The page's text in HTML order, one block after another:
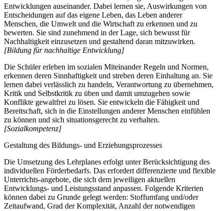
Entwicklungen auseinander. Dabei lernen sie, Auswirkungen von
Entscheidungen auf das eigene Leben, das Leben anderer
Menschen, die Umwelt und die Wirtschaft zu erkennen und zu
bewerten. Sie sind zunehmend in der Lage, sich bewusst für
Nachhaltigkeit einzusetzen und gestaltend daran mitzuwirken.
[Bildung für nachhaltige Entwicklung]
Die Schüler erleben im sozialen Miteinander Regeln und Normen,
erkennen deren Sinnhaftigkeit und streben deren Einhaltung an. Sie
lernen dabei verlässlich zu handeln, Verantwortung zu übernehmen,
Kritik und Selbstkritik zu üben und damit umzugehen sowie
Konflikte gewaltfrei zu lösen. Sie entwickeln die Fähigkeit und
Bereitschaft, sich in die Einstellungen anderer Menschen einfühlen
zu können und sich situationsgerecht zu verhalten.
[Sozialkompetenz]
Gestaltung des Bildungs- und Erziehungsprozesses
Die Umsetzung des Lehrplanes erfolgt unter Berücksichtigung des
individuellen Förderbedarfs. Das erfordert differenzierte und flexible
Unterrichts-angebote, die sich dem jeweiligen aktuellen
Entwicklungs- und Leistungsstand anpassen. Folgende Kriterien
können dabei zu Grunde gelegt werden: Stoffumfang und/oder
Zeitaufwand, Grad der Komplexität, Anzahl der notwendigen